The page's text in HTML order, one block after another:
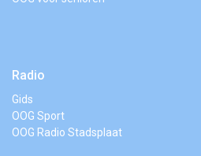
Radio
Gids
OOG Sport
OOG Radio Stadsplaat